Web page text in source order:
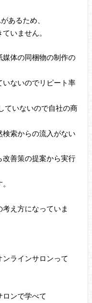
あるため、
いません。
媒体の同梱物の制作の
いないのでリピート率
ていないので自社の商
検索からの流入がない
改善策の提案から実行
え方になっていま
ンラインサロンって
ンで学べて